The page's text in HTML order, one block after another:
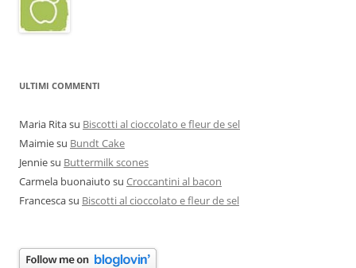
ULTIMI COMMENTI
Maria Ritasu Biscotti al cioccolato e fleur de sel
Maimiesu Bundt Cake
Jenniesu Buttermilk scones
Carmela buonaiuto su Croccantini al bacon
Francescasu Biscotti al cioccolato e fleur de sel